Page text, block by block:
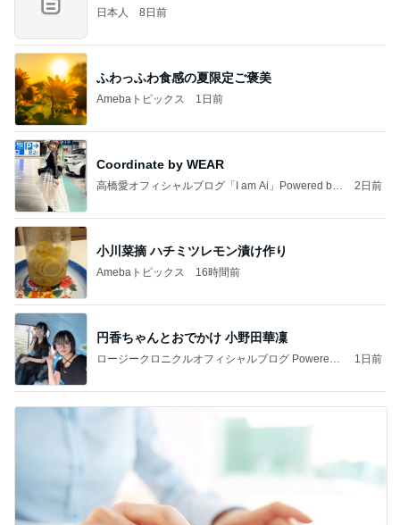
日本人 8日前
ふわっふわ食感の夏限定ご褒美
Amebaトピックス 1日前
Coordinate by WEAR
高橋愛オフィシャルブログ「I am Ai」Powered by
2日前
小川菜摘 ハチミツレモン漬け作り
Amebaトピックス 16時間前
円香ちゃんとおでかけ 小野田華凜
ロージークロニクルオフィシャルブログ Powered
1日前